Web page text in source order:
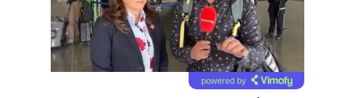
powered by